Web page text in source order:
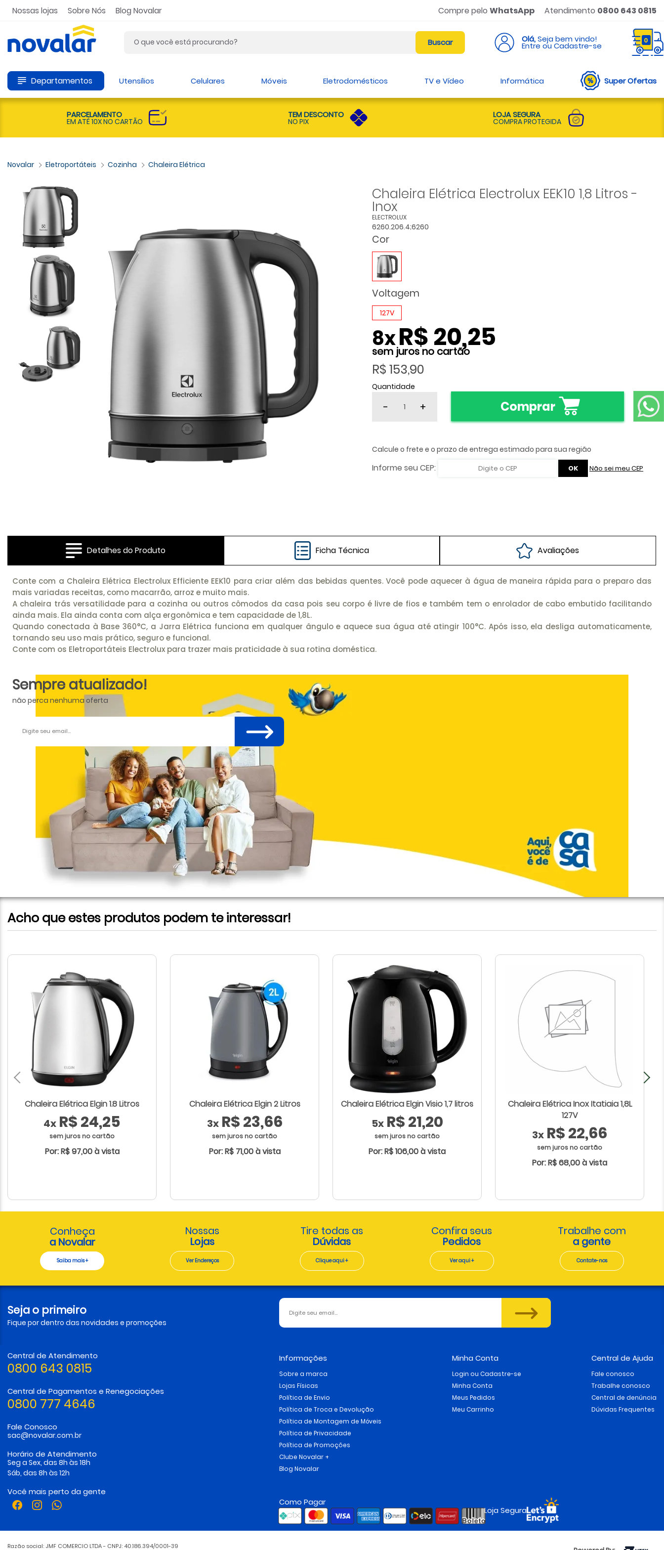
Nossas lojas Sobre Nós Blog Novalar Compre pelo WhatsApp Atendimento 0800 643 0815
Olá,Seja bem vindo!
Entre ou Cadastre-se
0
Departamentos Utensílios Celulares Móveis Eletrodomésticos TV e Vídeo Informática Super Ofertas
PARCELAMENTO
EM ATÉ 10X NO CARTÃO
TEM DESCONTO
NO PIX
LOJA SEGURA
COMPRA PROTEGIDA
Eletroportáteis Cozinha Chaleira Elétrica
Chaleira Elétrica Electrolux EEK10 1,8 Litros -
Inox
ELECTROLUX
6260.206.4;6260
Cor
Voltagem
127V
8xR$ 20,25
R$ 153,90
Quantidade
- + Comprar
Não sei meu CEP
Detalhes do Produto Ficha Técnica Avaliações
Conte com a Chaleira Elétrica Electrolux Efficiente EEK10 para criar além das bebidas quentes. Você pode aquecer à água de maneira rápida para o preparo das
mais variadas receitas, como macarrão, arroz e muito mais.
A chaleira trás versatilidade para a cozinha ou outros cômodos da casa pois seu corpo é livre de fios e também tem o enrolador de cabo embutido facilitando
ainda mais. Ela ainda conta com alça ergonômica e tem capacidade de 1,8L.
Quando conectada à Base 360°C, a Jarra Elétrica funciona em qualquer ângulo e aquece sua água até atingir 100°C. Após isso, ela desliga automaticamente,
tornando seu uso mais prático, seguro e funcional.
Conte com os Eletroportáteis Electrolux para trazer mais praticidade à sua rotina doméstica.
Sempre atualizado!
não perca nenhuma oferta
Acho que estes produtos podem te interessar!
Chaleira Elétrica Elgin 1.8 Litros
4x R$ 24,25
sem juros no cartão
Por: R$ 97,00 à vista
Chaleira Elétrica Elgin 2 Litros
3x R$ 23,66
sem juros no cartão
Por: R$ 71,00 à vista
Chaleira Elétrica Elgin Visio 1,7 litros
5x R$ 21,20
sem juros no cartão
Por: R$ 106,00 à vista
Chaleira Elétrica Inox Itatiaia 1,8L
127V
3x R$ 22,66
sem juros no cartão
Por: R$ 68,00 à vista
Conheça
a Novalar
Saiba mais +
Nossas
Lojas
Ver Endereços
Tire todas as
Dúvidas
Clique aqui +
Confira seus
Pedidos
Ver aqui +
Trabalhe com
a gente
Contate-nos
Seja o primeiro
Fique por dentro das novidades e promoções
Central de Atendimento
0800 643 0815
Central de Pagamentos e Renegociações
0800 777 4646
Fale Conosco
sac@novalar.com.br
Horário de Atendimento
Seg a Sex, das 8h às 18h
Sáb, das 8h às 12h
Você mais perto da gente
Informações
Sobre a marca
Lojas Físicas
Política de Envio
Política de Troca e Devolução
Política de Montagem de Móveis
Política de Privacidade
Política de Promoções
Clube Novalar +
Blog Novalar
Minha Conta
Login ou Cadastre-se
Minha Conta
Meus Pedidos
Meu Carrinho
Central de Ajuda
Fale conosco
Trabalhe conosco
Central de denúncia
Dúvidas Frequentes
Como Pagar
Loja Segura
Razão social: JMF COMERCIO LTDA - CNPJ: 40.186.394/0001-39